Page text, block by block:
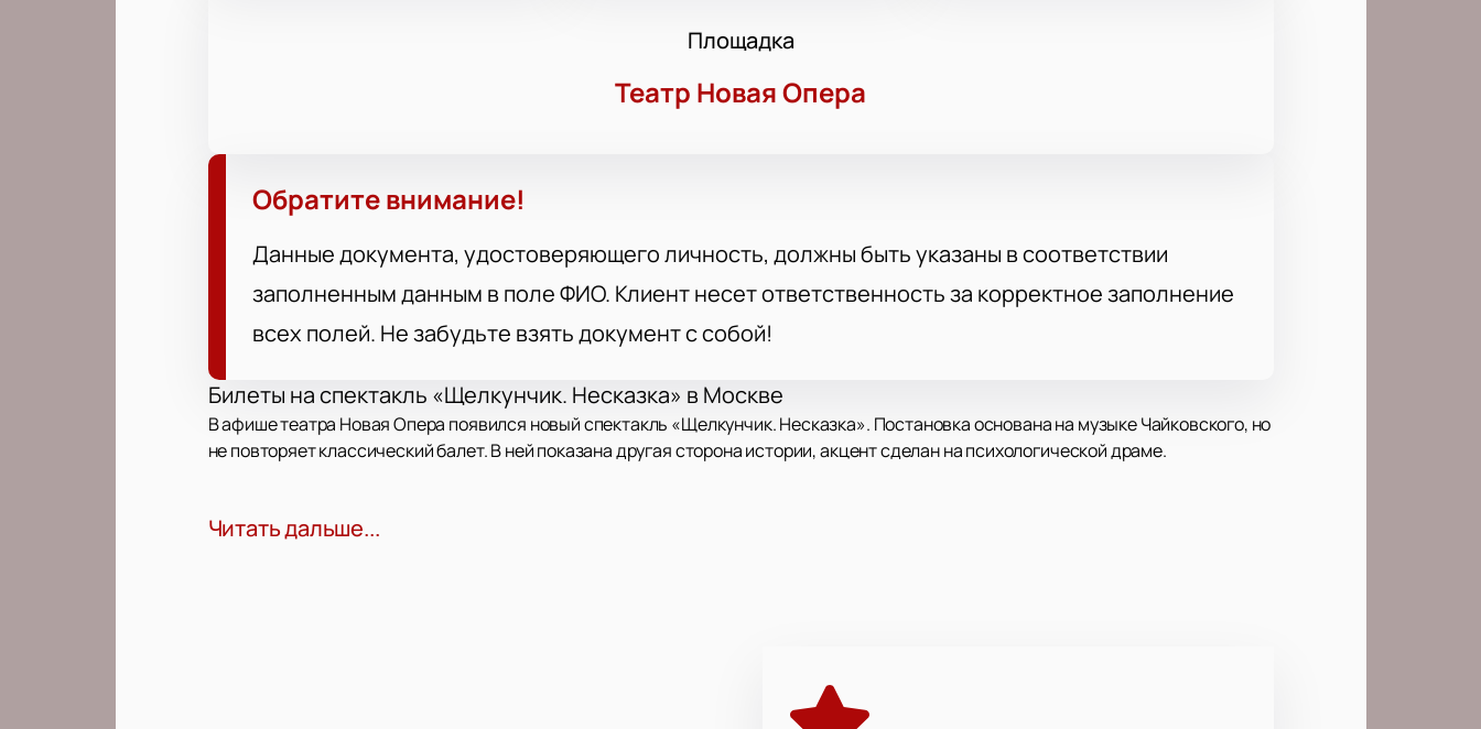
Площадка
Театр Новая Опера
Обратите внимание!
Данные документа, удостоверяющего личность, должны быть указаны в соответствии
заполненным данным в поле ФИО. Клиент несет ответственность за корректное заполнение
всех полей. Не забудьте взять документ с собой!
Билеты на спектакль «Щелкунчик. Несказка» в Москве
В афише театра Новая Опера появился новый спектакль «Щелкунчик. Несказка». Постановка основана на музыке Чайковского, но
не повторяет классический балет. В ней показана другая сторона истории, акцент сделан на психологической драме.
В постановке нет привычных персонажей из произведения Гофмана. Главная тема — взросление, внутренние переживания и поиск
Спектакль пройдет в театре Новая Опера по адресу: Москва, ул. Каретный Ряд, д. 3, стр. 2. В зале современная сцена и удобная
Читать дальше...